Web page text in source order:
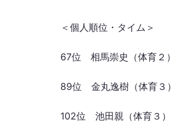
＜個人順位・タイム＞
67位 相馬崇史（体育２
89位 金丸逸樹（体育３
102位 池田親（体育３